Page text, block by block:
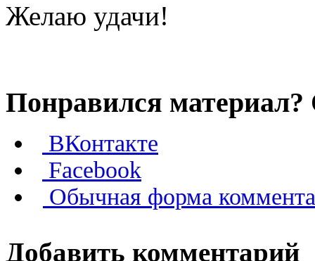
Желаю удачи!
Понравился
ВКонтакте
Facebook
Обычная форма
Добавить комментарий